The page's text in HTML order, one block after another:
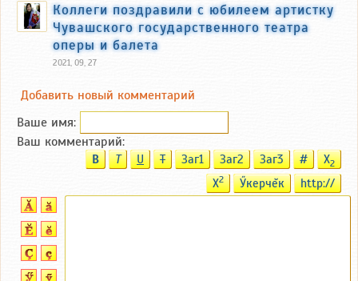
Коллеги поздравили с юбилеем артистку
Чувашского государственного театра
оперы и балета
2021, 09, 27
Добавить новый комментарий
Ваше имя:
Ваш комментарий:
B T U T Заг1 Заг2 Заг3 # X2
X2 Ӳкерчĕк http://